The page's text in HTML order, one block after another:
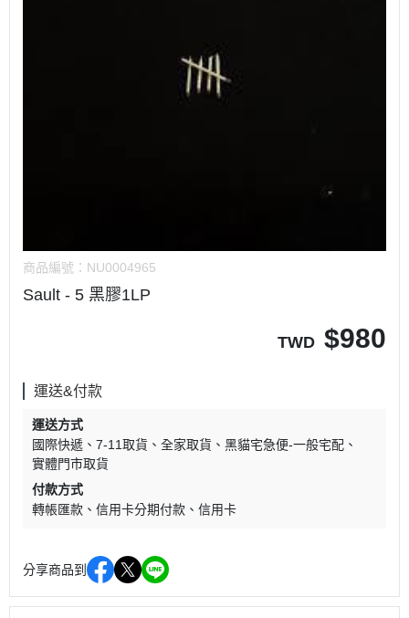
商品編號： NU0004965
Sault - 5 黑膠1LP
TWD $980
運送&付款
運送方式
國際快遞
7-11取貨 全家取貨
黑貓宅急便-一般宅配
實體門市取貨
付款方式
轉帳匯款
信用卡分期付款 信用卡
分享商品到